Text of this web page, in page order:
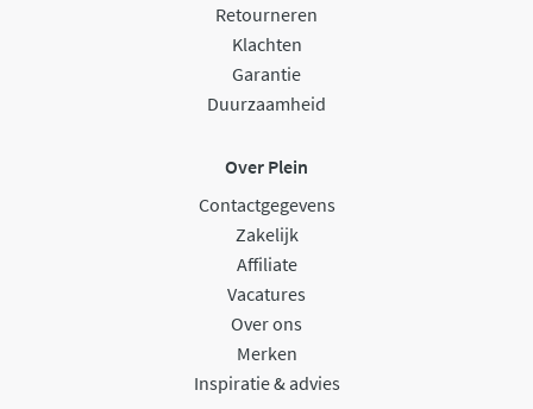
Retourneren
Klachten
Garantie
Duurzaamheid
Over Plein
Contactgegevens
Zakelijk
Affiliate
Vacatures
Over ons
Merken
Inspiratie & advies